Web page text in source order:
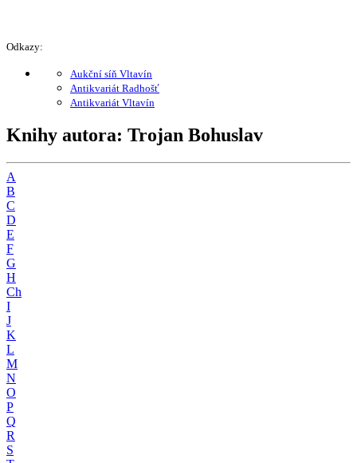
Odkazy:
Aukční síň Vltavín
Antikvariát Radhošť
Antikvariát Vltavín
Knihy autora: Trojan Bohuslav
A
B
C
D
E
F
G
H
Ch
I
J
K
L
M
N
O
P
Q
R
S